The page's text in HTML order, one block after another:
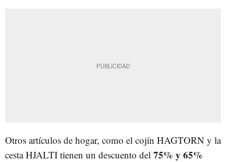
Otros artículos de hogar, como el cojín HAGTORN y la
cesta HJALTI tienen un descuento del 75% y 65%